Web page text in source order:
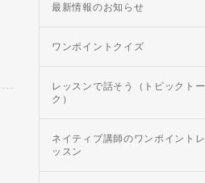
最新情報のお知らせ
ワンポイントクイズ
レッスンで話そう（トピックトー
ク）
ネイティブ講師のワンポイントレ
ッスン